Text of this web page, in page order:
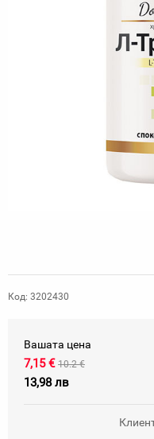
Код: 3202430
Вашата цена
7,15 € 10.2 €
13,98 лв